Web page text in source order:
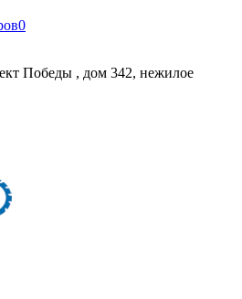
0
Победы , дом 342, нежилое